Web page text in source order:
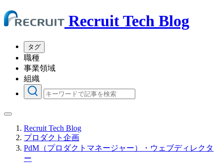
Recruit Tech Blog
タグ
職種
事業領域
組織
Recruit Tech Blog
プロダクト企画
PdM（プロダクトマネージャー）・ウェブディレクタ
ー